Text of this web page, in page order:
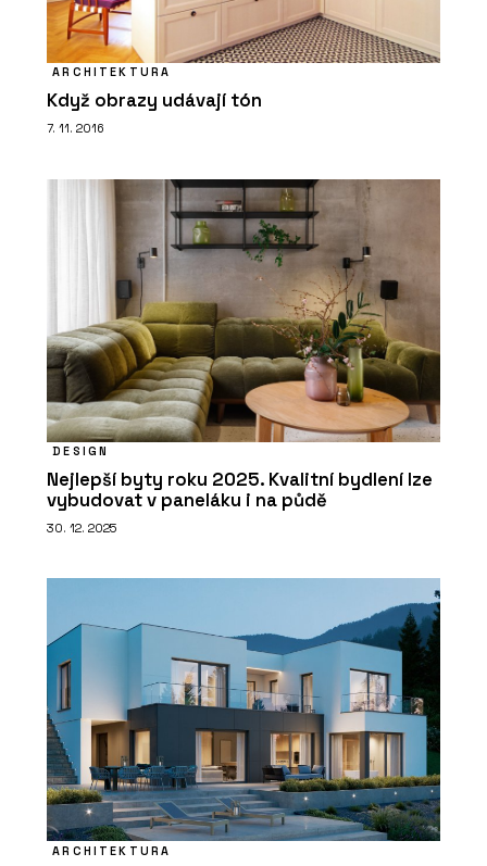
ARCHITEKTURA
Když obrazy udávají tón
7. 11. 2016
DESIGN
Nejlepší byty roku 2025. Kvalitní bydlení lze
vybudovat v paneláku i na půdě
30. 12. 2025
ARCHITEKTURA